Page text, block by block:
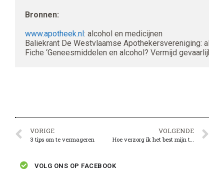
Bronnen:
www.apotheek.nl: alcohol en medicijnen
Baliekrant De Westvlaamse Apothekersvereniging:
Fiche ‘Geneesmiddelen en alcohol? Vermijd gevaarlijke
VORIGE
3 tips om te vermageren
VOLGENDE
Hoe verzorg ik het best mijn tanden?
VOLG ONS OP FACEBOOK